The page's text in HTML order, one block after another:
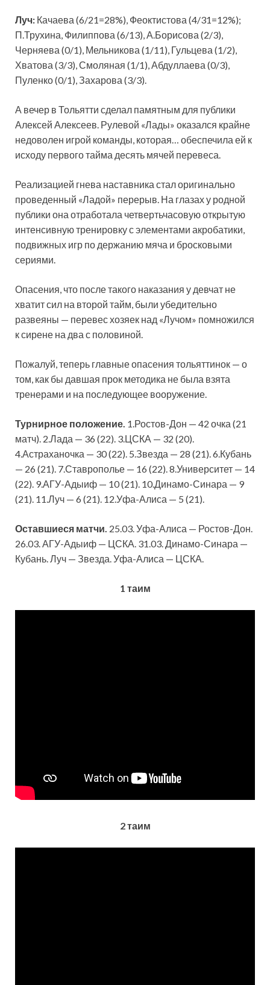
Луч: Качаева (6/21=28%), Феоктистова (4/31=12%);
П.Трухина, Филиппова (6/13), А.Борисова (2/3),
Черняева (0/1), Мельникова (1/11), Гульцева (1/2),
Хватова (3/3), Смоляная (1/1), Абдуллаева (0/3),
Пуленко (0/1), Захарова (3/3).
А вечер в Тольятти сделал памятным для публики
Алексей Алексеев. Рулевой «Лады» оказался крайне
недоволен игрой команды, которая… обеспечила ей к
исходу первого тайма десять мячей перевеса.
Реализацией гнева наставника стал оригинально
проведенный «Ладой» перерыв. На глазах у родной
публики она отработала четвертьчасовую открытую
интенсивную тренировку с элементами акробатики,
подвижных игр по держанию мяча и бросковыми
сериями.
Опасения, что после такого наказания у девчат не
хватит сил на второй тайм, были убедительно
развеяны — перевес хозяек над «Лучом» помножился
к сирене на два с половиной.
Пожалуй, теперь главные опасения тольяттинок — о
том, как бы давшая прок методика не была взята
тренерами и на последующее вооружение.
Турнирное положение. 1.Ростов-Дон — 42 очка (21
матч). 2.Лада — 36 (22). 3.ЦСКА — 32 (20).
4.Астраханочка — 30 (22). 5.Звезда — 28 (21). 6.Кубань
— 26 (21). 7.Ставрополье — 16 (22). 8.Университет — 14
(22). 9.АГУ-Адыиф — 10 (21). 10.Динамо-Синара — 9
(21). 11.Луч — 6 (21). 12.Уфа-Алиса — 5 (21).
Оставшиеся матчи. 25.03. Уфа-Алиса — Ростов-Дон.
26.03. АГУ-Адыиф — ЦСКА. 31.03. Динамо-Синара —
Кубань. Луч — Звезда. Уфа-Алиса — ЦСКА.
1 таим
2 таим